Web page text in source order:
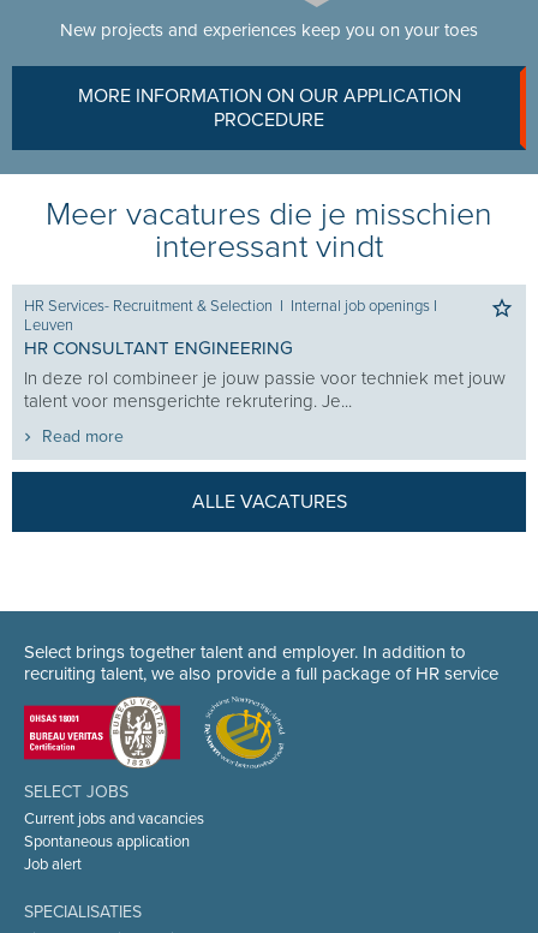
New projects and experiences keep you on your toes
MORE INFORMATION ON OUR APPLICATION
PROCEDURE
Meer vacatures die je misschien
interessant vindt
HR Services- Recruitment & Selection I Internal job openings I
Leuven
HR CONSULTANT ENGINEERING
In deze rol combineer je jouw passie voor techniek met jouw
talent voor mensgerichte rekrutering. Je...
Read more
ALLE VACATURES
Select brings together talent and employer. In addition to
recruiting talent, we also provide a full package of HR service
SELECT JOBS
Current jobs and vacancies
Spontaneous application
Job alert
SPECIALISATIES